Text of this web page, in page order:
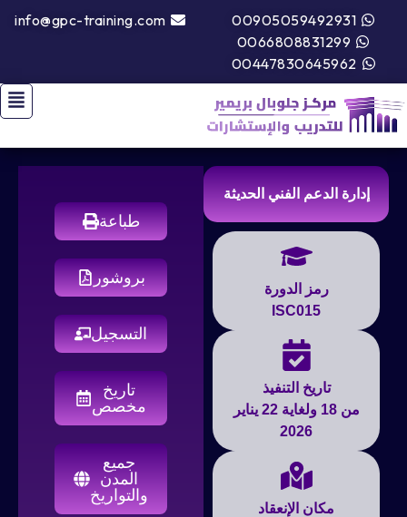
00905059492931
0066808831299
00447830645962
info@gpc-training.com
إدارة الدعم الفني الحديثة
رمز الدورة
ISC015
تاريخ التنفيذ
من 18 ولغاية 22 يناير
2026
مكان الإنعقاد
طباعة
بروشور
التسجيل
تاريخ
مخصص
جميع
المدن
والتواريخ